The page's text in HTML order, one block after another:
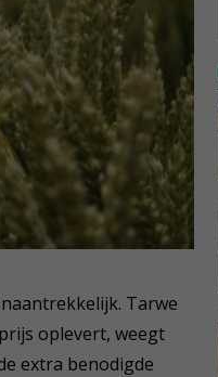
Tarwe
oplevert, weegt
extra benodigde